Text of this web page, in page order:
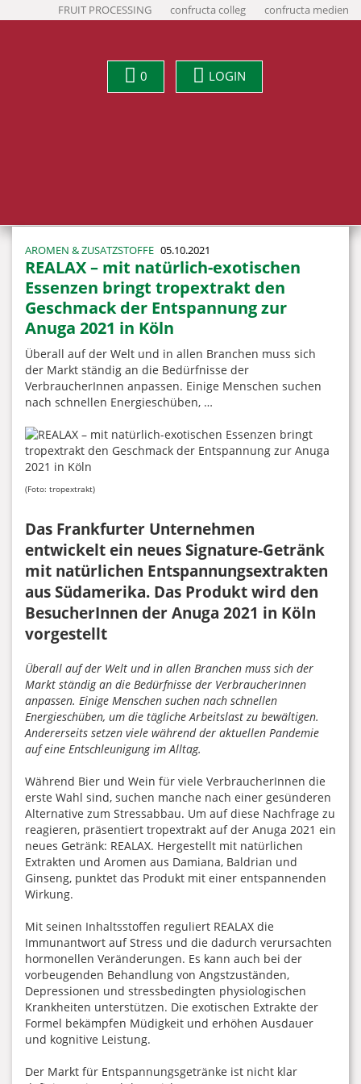
FRUIT PROCESSING confructa colleg confructa medien
0 LOGIN
AROMEN & ZUSATZSTOFFE 05.10.2021
REALAX – mit natürlich-exotischen
Essenzen bringt tropextrakt den
Geschmack der Entspannung zur
Anuga 2021 in Köln
Überall auf der Welt und in allen Branchen muss sich
der Markt ständig an die Bedürfnisse der
VerbraucherInnen anpassen. Einige Menschen suchen
nach schnellen Energieschüben, …
(Foto: tropextrakt)
Das Frankfurter Unternehmen
entwickelt ein neues Signature-Getränk
mit natürlichen Entspannungsextrakten
aus Südamerika. Das Produkt wird den
BesucherInnen der Anuga 2021 in Köln
vorgestellt
Überall auf der Welt und in allen Branchen muss sich der
Markt ständig an die Bedürfnisse der VerbraucherInnen
anpassen. Einige Menschen suchen nach schnellen
Energieschüben, um die tägliche Arbeitslast zu bewältigen.
Andererseits setzen viele während der aktuellen Pandemie
auf eine Entschleunigung im Alltag.
Während Bier und Wein für viele VerbraucherInnen die
erste Wahl sind, suchen manche nach einer gesünderen
Alternative zum Stressabbau. Um auf diese Nachfrage zu
reagieren, präsentiert tropextrakt auf der Anuga 2021 ein
neues Getränk: REALAX. Hergestellt mit natürlichen
Extrakten und Aromen aus Damiana, Baldrian und
Ginseng, punktet das Produkt mit einer entspannenden
Wirkung.
Mit seinen Inhaltsstoffen reguliert REALAX die
Immunantwort auf Stress und die dadurch verursachten
hormonellen Veränderungen. Es kann auch bei der
vorbeugenden Behandlung von Angstzuständen,
Depressionen und stressbedingten physiologischen
Krankheiten unterstützen. Die exotischen Extrakte der
Formel bekämpfen Müdigkeit und erhöhen Ausdauer
und kognitive Leistung.
Der Markt für Entspannungsgetränke ist nicht klar